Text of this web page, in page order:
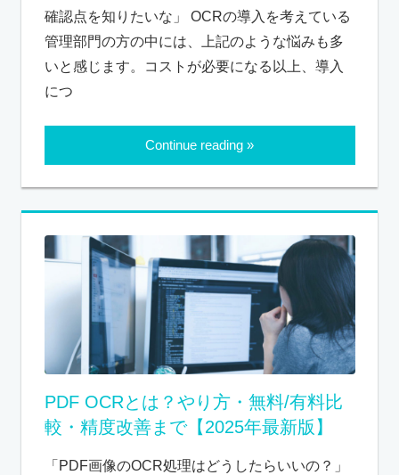
確認点を知りたいな」 OCRの導入を考えている
管理部門の方の中には、上記のような悩みも多
いと感じます。コストが必要になる以上、導入
につ
Continue reading
PDF OCRとは？やり方・無料/有料比
較・精度改善まで【2025年最新版】
「PDF画像のOCR処理はどうしたらいいの？」